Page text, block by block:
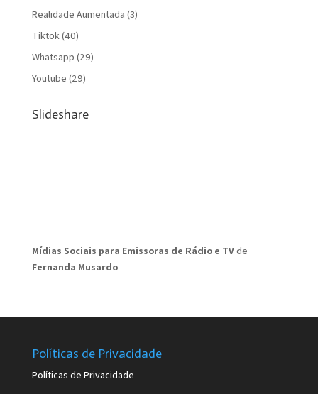
Realidade Aumentada (3)
Tiktok(40)
Whatsapp (29)
Youtube (29)
Slideshare
Mídias Sociais para Emissoras de Rádio e TVde
Fernanda Musardo
Políticas de Privacidade
Políticas de Privacidade